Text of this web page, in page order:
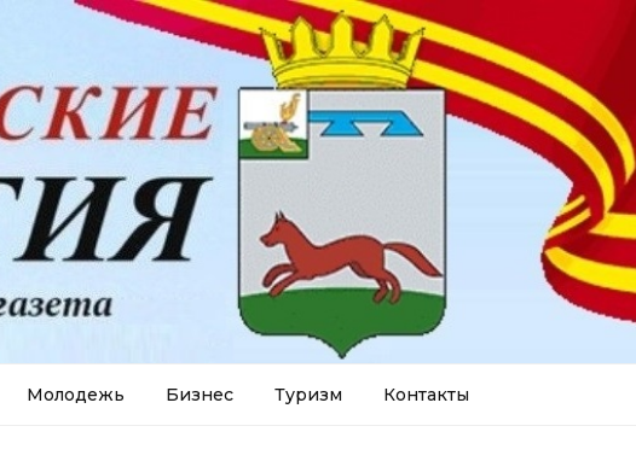
Молодежь Бизнес Туризм Контакты